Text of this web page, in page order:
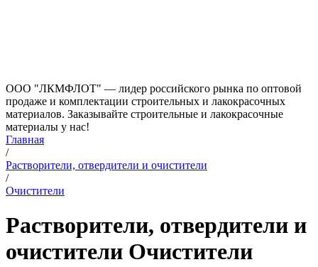
ООО "ЛКМФЛОТ" — лидер российского рынка по оптовой
продаже и комплектации строительных и лакокрасочных
материалов. Заказывайте строительные и лакокрасочные
материалы у нас!
Главная
/
Растворители, отвердители и очистители
/
Очистители
Растворители, отвердители и
очистители Очистители